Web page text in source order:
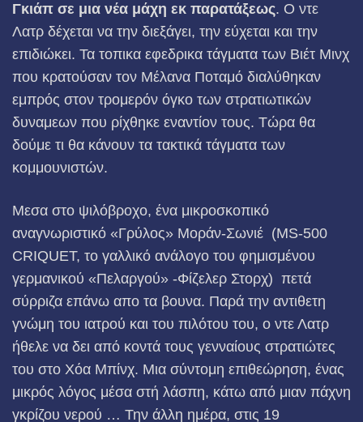
Γκιάπ σε μια νέα μάχη εκ παρατάξεως. Ο ντε
Λατρ δέχεται να την διεξάγει, την εύχεται και την
επιδιώκει. Τα τοπικα εφεδρικα τάγματα των Βιέτ Μινχ
που κρατούσαν τον Μέλανα Πο­ταμό διαλύθηκαν
εμπρός στον τρομερόν όγκο των στρατιωτικών
δυναμεων που ρίχθηκε εναντίον τους. Τώρα θα
δούμε τι θα κάνουν τα τακτικά τάγματα των
κομμουνιστών.
Μεσα στο ψιλόβροχο, ένα μικροσκοπικό
αναγνωριστικό «Γρύλος» Μoράν-Σωνιέ (MS-500
CRIQUET, το γαλλικό ανάλογο του φημισμένου
γερμανικού «Πελαργού» -Φίζελερ Στορχ) πετά
σύρριζα επάνω απο τα βουνα. Παρά την αντιθετη
γνώμη του ιατρού και του πιλότου του, ο ντε Λατρ
ήθελε να δει από κοντά τους γενναίους στρατιώτες
του στο Χόα Μπίνχ. Μια σύντομη επιθεώρηση, ένας
μικρός λόγος μέσα στή λάσπη, κάτω από μιαν πάχνη
γκρίζου νερού … Την άλλη ημέρα, στις 19